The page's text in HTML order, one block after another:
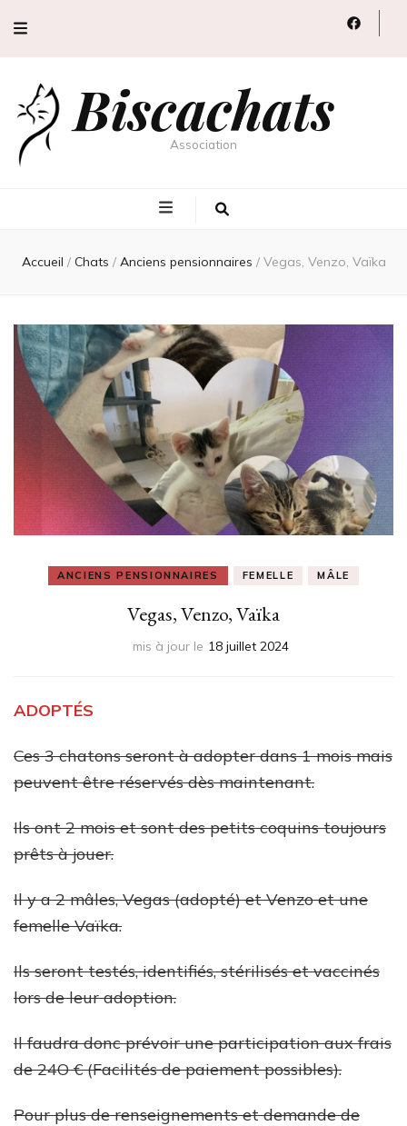
Biscachats
Association
Accueil / Chats / Anciens pensionnaires / Vegas, Venzo, Vaïka
ANCIENS PENSIONNAIRES FEMELLE MÂLE
Vegas, Venzo, Vaïka
mis à jour le 18 juillet 2024
ADOPTÉS
Ces 3 chatons seront à adopter dans 1 mois mais
peuvent être réservés dès maintenant.
Ils ont 2 mois et sont des petits coquins toujours
prêts à jouer.
Il y a 2 mâles, Vegas (adopté) et Venzo et une
femelle Vaïka.
Ils seront testés, identifiés, stérilisés et vaccinés
lors de leur adoption.
Il faudra donc prévoir une participation aux frais
de 24O € (Facilités de paiement possibles).
Pour plus de renseignements et demande de